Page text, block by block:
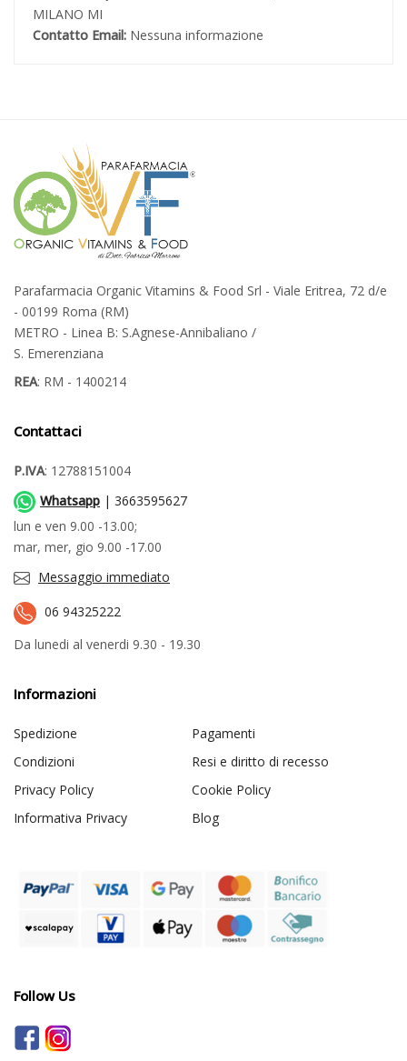
MILANO MI
Contatto Email: Nessuna informazione
Parafarmacia Organic Vitamins & Food Srl - Viale Eritrea, 72 d/e
- 00199 Roma (RM)
METRO - Linea B: S.Agnese-Annibaliano /
S. Emerenziana
REA: RM - 1400214
Contattaci
P.IVA: 12788151004
Whatsapp | 3663595627
lun e ven 9.00 -13.00;
mar, mer, gio 9.00 -17.00
Messaggio immediato
06 94325222
Da lunedi al venerdi 9.30 - 19.30
Informazioni
Spedizione
Pagamenti
Condizioni
Resi e diritto di recesso
Privacy Policy
Cookie Policy
Informativa Privacy
Blog
Follow Us